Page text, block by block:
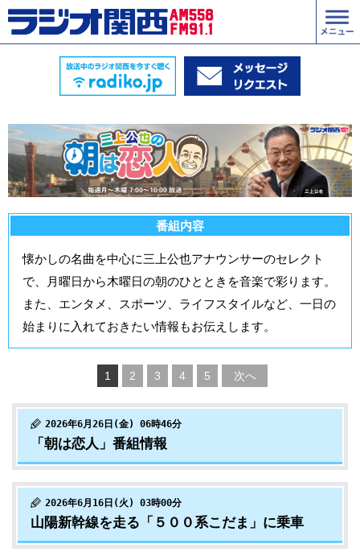
番組内容
懐かしの名曲を中心に三上公也アナウンサーのセレクト
で、月曜日から木曜日の朝のひとときを音楽で彩ります。
また、エンタメ、スポーツ、ライフスタイルなど、一日の
始まりに入れておきたい情報もお伝えします。
1 2 3 4 5 次へ
2026年6月26日(金) 06時46分
「朝は恋人」番組情報
2026年6月16日(火) 03時00分
山陽新幹線を走る「５００系こだま」に乗車